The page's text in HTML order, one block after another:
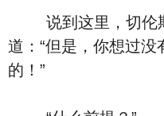
说到这里，切伦斯
道：“但是，你想过
的！”